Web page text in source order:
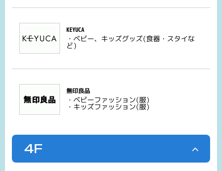
KEYUCA
・ベビー、キッズグッズ(食器・スタイな
ど)
無印良品
・ベビーファッション(服)
・キッズファッション(服)
4F